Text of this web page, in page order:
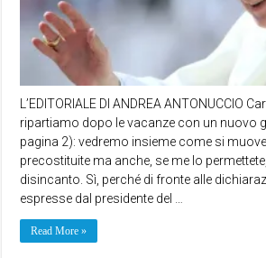
L’EDITORIALE DI ANDREA ANTONUCCIO
ripartiamo dopo le vacanze con un nuovo
pagina 2): vedremo insieme come si
precostituite ma anche, se me lo
disincanto. Sì, perché di fronte alle
espresse dal presidente del …
Read More »